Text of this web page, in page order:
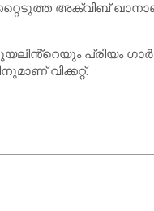
അക്വിബ്
പ്രിയം
വിക്കറ്റ്.